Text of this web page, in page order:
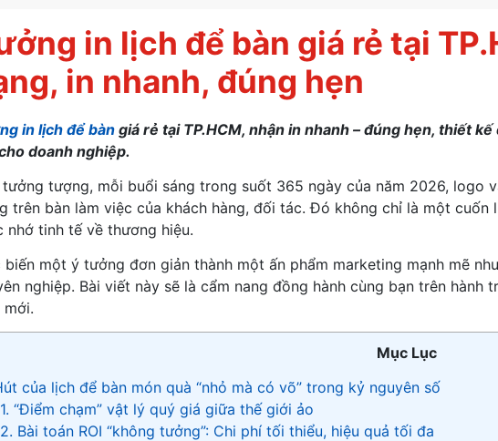
in lịch để bàn giá rẻ tại
in nhanh, đúng hẹn
in lịch để bàngiá rẻ tại TP.HCM, nhận in nhanh – đúng hẹn, thiết
doanh nghiệp.
tưởng tượng, mỗi buổi sáng trong suốt 365 ngày của năm 2026, logo
trên bàn làm việc của khách hàng, đối tác. Đó không chỉ là một
nhớ tinh tế về thương hiệu.
biến một ý tưởng đơn giản thành một ấn phẩm marketing mạnh mẽ
nghiệp. Bài viết này sẽ là cẩm nang đồng hành cùng bạn trên
mới.
Mục Lục
của lịch để bàn món quà “nhỏ mà có võ” trong kỷ nguyên số
1. “Điểm chạm” vật lý quý giá giữa thế giới ảo
2. Bài toán ROI “không tưởng”: Chi phí tối thiểu, hiệu quả tối đa